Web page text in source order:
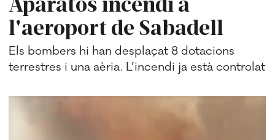
l'aeroport de Sabadell
Els bombers hi han desplaçat 8 dotacions
terrestres i una aèria. L’incendi ja està controlat